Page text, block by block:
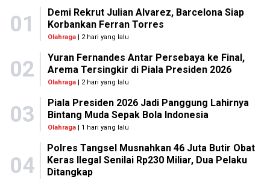
01
Demi Rekrut Julian Alvarez, Barcelona Siap
Korbankan Ferran Torres
Olahraga| 2 hari yang lalu
02
Yuran Fernandes Antar Persebaya ke Final,
Arema Tersingkir di Piala Presiden 2026
Olahraga| 2 hari yang lalu
03
Piala Presiden 2026 Jadi Panggung Lahirnya
Bintang Muda Sepak Bola Indonesia
Olahraga| 1 hari yang lalu
04
Polres Tangsel Musnahkan 46 Juta Butir Obat
Keras Ilegal Senilai Rp230 Miliar, Dua Pelaku
Ditangkap